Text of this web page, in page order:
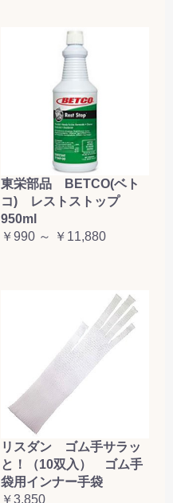
東栄部品 BETCO(ベト
コ) レストストップ
950ml
￥990 ～ ￥11,880
リスダン ゴム手サラッ
と！（10双入） ゴム手
袋用インナー手袋
￥3,850